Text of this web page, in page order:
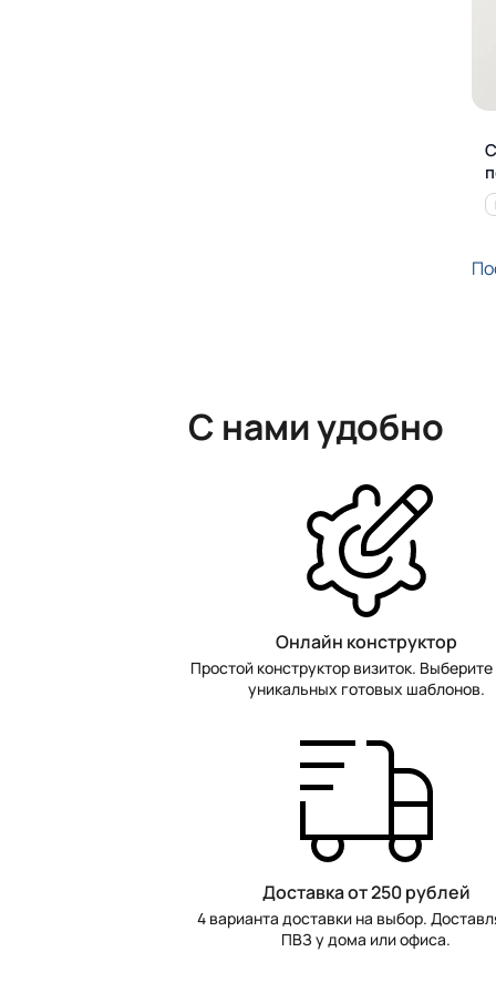
С нами удобно
Онлайн конструктор
Простой конструктор визиток. Выберите
уникальных готовых шаблонов.
Доставка от 250 рублей
4 варианта доставки на выбор.
ПВЗ у дома или офиса.